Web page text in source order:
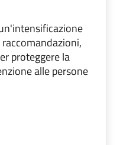
proteggere la
alle persone